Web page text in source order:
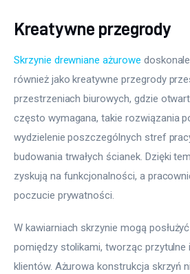
Kreatywne przegrody
Skrzynie drewniane ażurowe
również jako kreatywne przegrody
przestrzeniach biurowych, gdzie
często wymagana, takie rozwiązania
wydzielenie poszczególnych stref
budowania trwałych ścianek. Dzięki
zyskują na funkcjonalności, a
poczucie prywatności.
W kawiarniach skrzynie mogą
pomiędzy stolikami, tworząc przytulne
klientów. Ażurowa konstrukcja skrzyń